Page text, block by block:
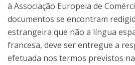
à Associação Europeia de
documentos se encontram
estrangeira que não a língua
francesa, deve ser entregue a
efetuada nos termos previstos